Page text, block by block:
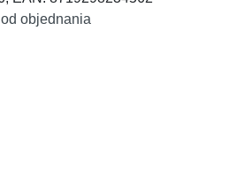
objednania